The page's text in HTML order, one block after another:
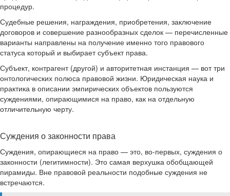
процедур.
Судебные решения, награждения, приобретения, заключение
договоров и совершение разнообразных сделок — перечисленные
варианты направлены на получение именно того правового
статуса который и выбирает субъект права.
Субъект, контрагент (другой) и авторитетная инстанция — вот три
онтологических полюса правовой жизни. Юридическая наука и
практика в описании эмпирических объектов пользуются
суждениями, опирающимися на право, как на отдельную
отличительную черту.
Суждения о законности права
Суждения, опирающиеся на право — это, во-первых, суждения о
законности (легитимности). Это самая верхушка обобщающей
пирамиды. Вне правовой реальности подобные суждения не
встречаются.